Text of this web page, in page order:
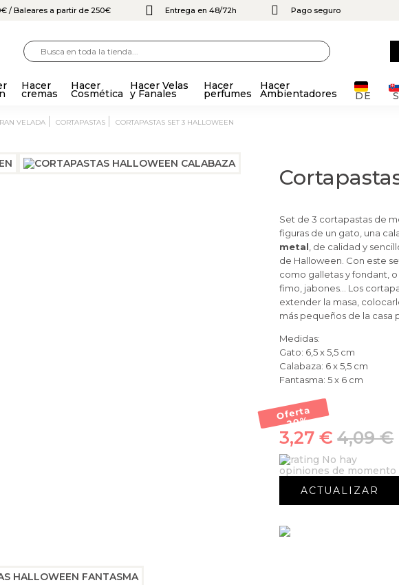
/ Baleares a partir de 250€ Entrega en 48/72h Pago seguro
Hacer
cremas
Hacer
Cosmética
Hacer Velas
y Fanales
Hacer
perfumes
Hacer
Ambientadores DE
VELADA CORTAPASTAS CORTAPASTAS SET 3 HALLOWEEN
Set de 3 cortapastas de
figuras de un gato, una
metal , de calidad y
de Halloween. Con este
como galletas y fondant,
fimo, jabones… Los
extender la masa,
más pequeños de la casa
Medidas:
Gato: 6,5 x 5,5 cm
Calabaza: 6 x 5,5 cm
Fantasma: 5 x 6 cm
Oferta
-20
%
4,09 €
3,27 €
No hay
opiniones de momento